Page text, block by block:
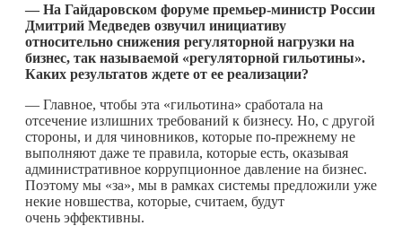
— На Гайдаровском форуме премьер-министр России
Дмитрий Медведев озвучил инициативу
относительно снижения регуляторной нагрузки на
бизнес, так называемой «регуляторной гильотины».
Каких результатов ждете от ее реализации?
— Главное, чтобы эта «гильотина» сработала на
отсечение излишних требований к бизнесу. Но, с другой
стороны, и для чиновников, которые по-прежнему не
выполняют даже те правила, которые есть, оказывая
административное коррупционное давление на бизнес.
Поэтому мы «за», мы в рамках системы предложили уже
некие новшества, которые, считаем, будут
очень эффективны.